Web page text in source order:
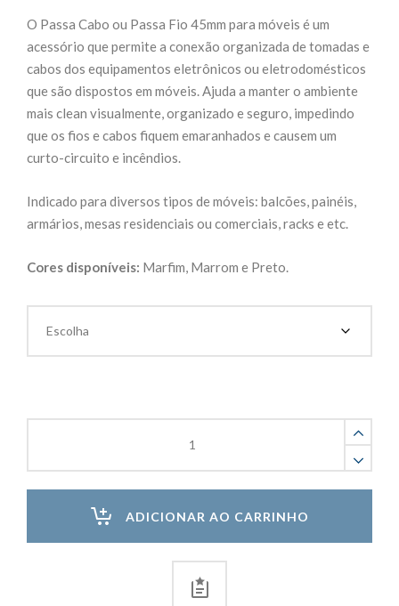
O Passa Cabo ou Passa Fio 45mm para móveis é um
acessório que permite a conexão organizada de tomadas e
cabos dos equipamentos eletrônicos ou eletrodomésticos
que são dispostos em móveis. Ajuda a manter o ambiente
mais clean visualmente, organizado e seguro, impedindo
que os fios e cabos fiquem emaranhados e causem um
curto-circuito e incêndios.
Indicado para diversos tipos de móveis: balcões, painéis,
armários, mesas residenciais ou comerciais, racks e etc.
Cores disponíveis: Marfim, Marrom e Preto.
ADICIONAR AO CARRINHO